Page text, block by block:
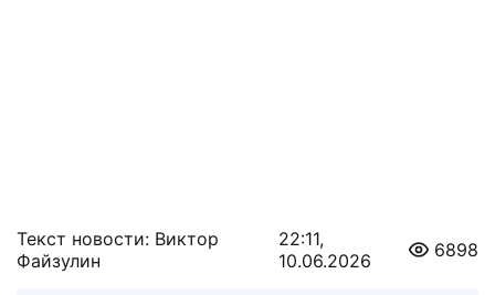
Текст новости: Виктор
Файзулин
22:11,
10.06.2026
6898